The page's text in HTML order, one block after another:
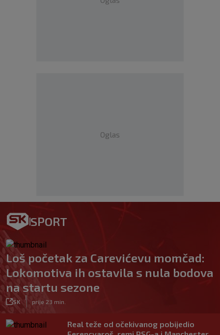
Oglas
SPORT
Loš početak za Carevićevu momčad:
Lokomotiva ih ostavila s nula bodova
na startu sezone
SK prije 23 min.
Real teže od očekivanog pobijedio